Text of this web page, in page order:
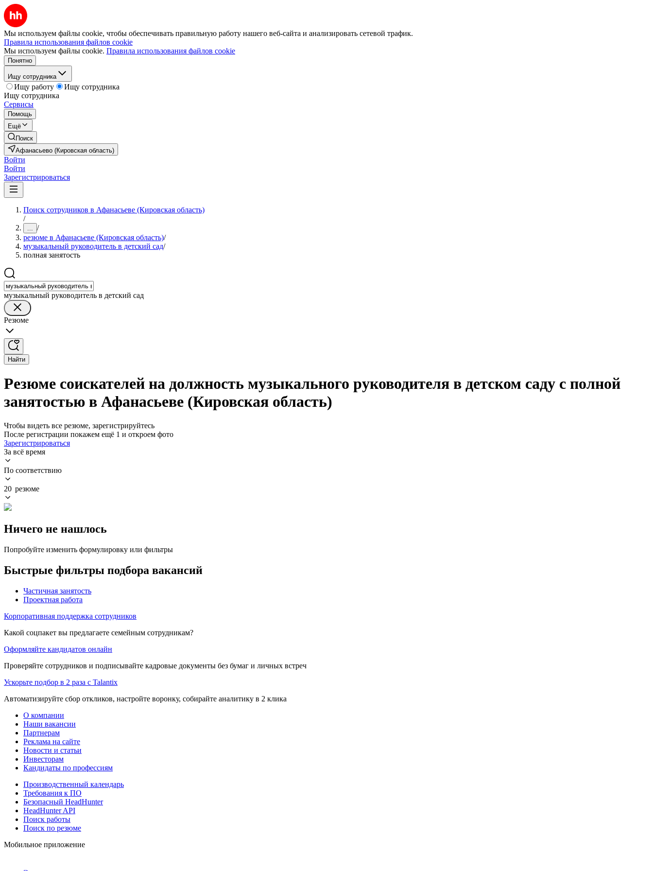
Мы используем файлы cookie, чтобы обеспечивать правильную работу нашего веб-сайта и анализировать сетевой трафик.
Правила использования файлов cookie
Мы используем файлы cookie. Правила использования файлов cookie
Понятно
Ищу сотрудника
Ищу работу
Ищу сотрудника
Ищу сотрудника
Сервисы
Помощь
Ещё
Поиск
Афанасьево (Кировская область)
Войти
Войти
Зарегистрироваться
Поиск сотрудников в Афанасьеве (Кировская область)
/
... /
резюме в Афанасьеве (Кировская область)/
музыкальный руководитель в детский сад/
полная занятость
музыкальный руководитель в детский сад
Резюме
Найти
Резюме соискателей на должность музыкального руководителя в детском саду с полной
занятостью в Афанасьеве (Кировская область)
Чтобы видеть все резюме, зарегистрируйтесь
После регистрации покажем ещё 1 и откроем фото
Зарегистрироваться
За всё время
По соответствию
20 резюме
Ничего не нашлось
Попробуйте изменить формулировку или фильтры
Быстрые фильтры подбора вакансий
Частичная занятость
Проектная работа
Корпоративная поддержка сотрудников
Какой соцпакет вы предлагаете семейным сотрудникам?
Оформляйте кандидатов онлайн
Проверяйте сотрудников и подписывайте кадровые документы без бумаг и личных встреч
Ускорьте подбор в 2 раза с Talantix
Автоматизируйте сбор откликов, настройте воронку, собирайте аналитику в 2 клика
О компании
Наши вакансии
Партнерам
Реклама на сайте
Новости и статьи
Инвесторам
Кандидаты по профессиям
Производственный календарь
Требования к ПО
Безопасный HeadHunter
HeadHunter API
Поиск работы
Поиск по резюме
Мобильное приложение